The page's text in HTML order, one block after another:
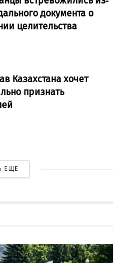
документа о
целительства
Казахстана хочет
признать
ЕЩЕ